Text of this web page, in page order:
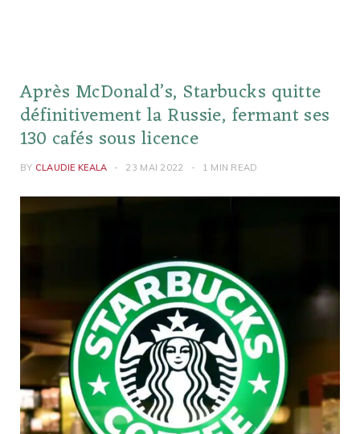
Après McDonald’s, Starbucks quitte
définitivement la Russie, fermant ses
130 cafés sous licence
BY CLAUDIE KEALA 23 MAI 2022 1 MIN READ